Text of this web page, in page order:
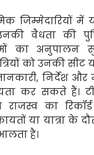
जिम्मेदारियों में
वैधता की
का अनुपालन
को उनकी
निर्देश और
कर सकते हैं।
राजस्व का
या यात्रा के
है।